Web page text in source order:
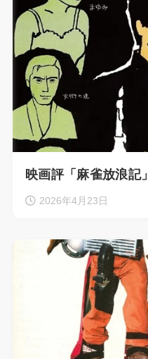
映画評「麻雀放浪記
2026年4月23日